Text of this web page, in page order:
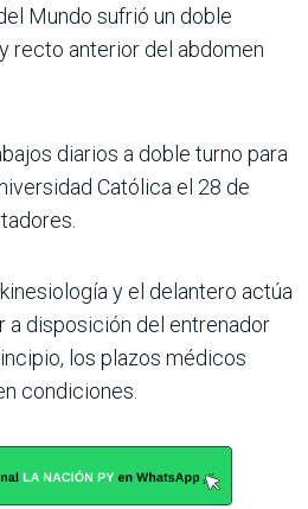
Mundo sufrió un doble
recto anterior del abdomen
diarios a doble turno para
Católica el 28 de
y el delantero actúa
a disposición del entrenador
los plazos médicos
condiciones.